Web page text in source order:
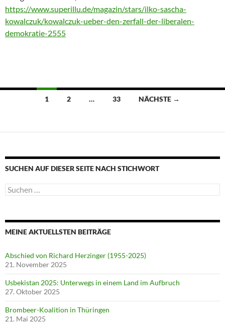
https://www.superillu.de/magazin/stars/ilko-sascha-
kowalczuk/kowalczuk-ueber-den-zerfall-der-liberalen-
demokratie-2555
Beitragsnavigation
1 2 … 33 NÄCHSTE →
SUCHEN AUF DIESER SEITE NACH STICHWORT
Suche
nach:
MEINE AKTUELLSTEN BEITRÄGE
Abschied von Richard Herzinger (1955-2025)
21. November 2025
Usbekistan 2025: Unterwegs in einem Land im Aufbruch
27. Oktober 2025
Brombeer-Koalition in Thüringen
21. Mai 2025